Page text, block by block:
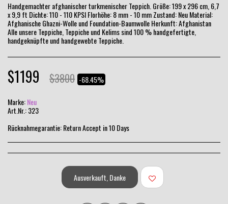
Handgemachter afghanischer turkmenischer Teppich. Größe: 199 x 296 cm, 6,7
x 9,9 ft Dichte: 110 - 110 KPSI Florhöhe: 8 mm - 10 mm Zustand: Neu Material:
Afghanische Ghazni-Wolle und Foundation-Baumwolle Herkunft: Afghanistan
Alle unsere Teppiche, Teppiche und Kelims sind 100 % handgefertigte,
handgeknüpfte und handgewebte Teppiche.
$1199 $3800 -68.45%
Marke:Neu
Art.Nr.:323
Rücknahmegarantie:Return Accept in 10 Days
Ausverkauft, Danke